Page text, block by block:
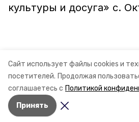
Сайт использует файлы cookies и
посетителей. Продолжая
соглашаетесь с Политикой
Принять
культуры и досуга» с.